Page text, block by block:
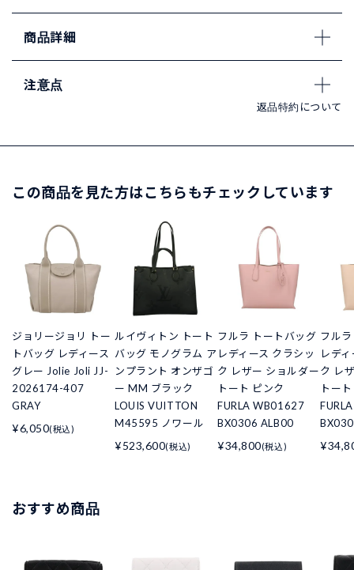
商品詳細
注意点
返品特約について
この商品を見た方はこちらもチェックしています
ジョリージョリ トー
トバッグ レディース
グレー Jolie Joli JJ-
2026174-407
GRAY
¥6,050(税込)
ルイヴィトン トート
バッグ モノグラム ア
ンプラント オンザゴ
ー MM ブラック
LOUIS VUITTON
M45595 ノワール
¥523,600(税込)
フルラ トートバッグ
レディース クラシッ
ク レザー ショルダー
トート ピンク
FURLA WB01627
BX0306 ALB00
¥34,800(税込)
フル
レデ
ク レ
トー
おすすめ商品